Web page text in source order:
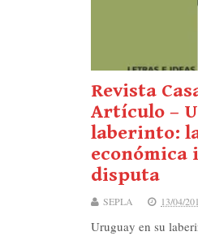
Revista
Artículo –
laberinto:
económica
disputa
SEPLA 13/04/
Uruguay en su